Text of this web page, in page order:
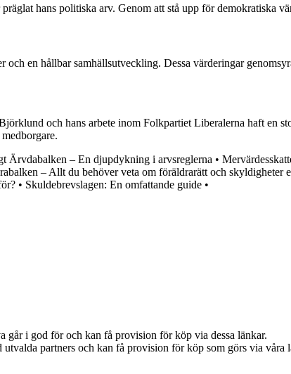
hans politiska arv. Genom att stå upp för demokratiska
en hållbar samhällsutveckling. Dessa värderingar
och hans arbete inom Folkpartiet Liberalerna haft en
Ärvdabalken – En djupdykning i arvsreglerna •
– Allt du behöver veta om föräldrarätt och skyldigheter
• Skuldebrevslagen: En omfattande guide •
i god för och kan få provision för köp via dessa länkar.
partners och kan få provision för köp som görs via våra